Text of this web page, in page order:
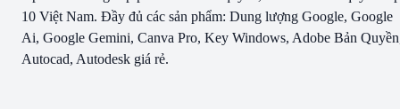
10 Việt Nam. Đầy đủ các sản phẩm: Dung lượng Google, Google
Ai, Google Gemini, Canva Pro, Key Windows, Adobe Bản
Autocad, Autodesk giá rẻ.